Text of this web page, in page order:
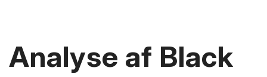
Analyse af Black